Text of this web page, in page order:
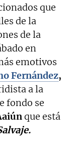
que
de la
de la
en
emotivos
Fernández,
a la
fondo se
que está